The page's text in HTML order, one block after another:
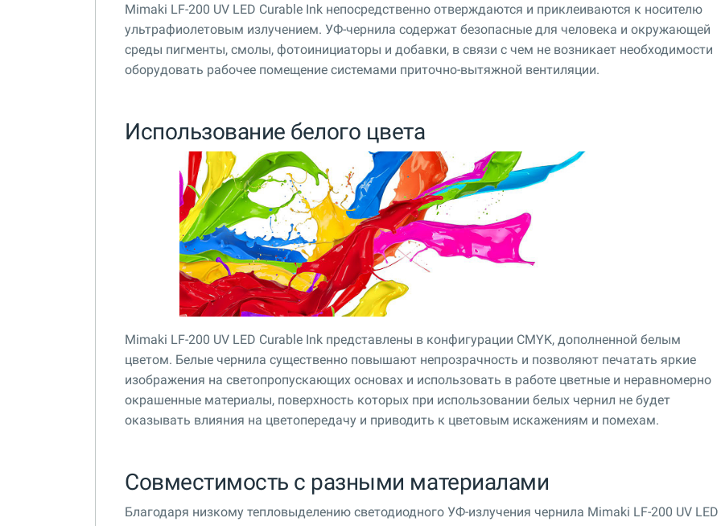
Mimaki LF-200 UV LED Curable Ink непосредственно отверждаются и приклеиваются к носителю
ультрафиолетовым излучением. УФ-чернила содержат безопасные для человека и окружающей
среды пигменты, смолы, фотоинициаторы и добавки, в связи с чем не возникает необходимости
оборудовать рабочее помещение системами приточно-вытяжной вентиляции.
Использование белого цвета
Mimaki LF-200 UV LED Curable Ink представлены в конфигурации CMYK, дополненной белым
цветом. Белые чернила существенно повышают непрозрачность и позволяют печатать яркие
изображения на светопропускающих основах и использовать в работе цветные и неравномерно
окрашенные материалы, поверхность которых при использовании белых чернил не будет
оказывать влияния на цветопередачу и приводить к цветовым искажениям и помехам.
Совместимость с разными материалами
Благодаря низкому тепловыделению светодиодного УФ-излучения чернила Mimaki LF-200 UV LED